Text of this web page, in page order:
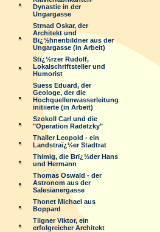
Dynastie in der
Ungargasse
Strnad Oskar, der
Architekt und
Bï¿½hnenbildner aus der
Ungargasse (in Arbeit)
Stï¿½rzer Rudolf,
Lokalschriftsteller und
Humorist
Suess Eduard, der
Geologe, der die
Hochquellenwasserleitung
initiierte (in Arbeit)
Szokoll Carl und die
"Operation Radetzky"
Thaller Leopold - ein
Landstraï¿½er Stadtrat
Thimig, die Brï¿½der Hans
und Hermann
Thomas Oswald - der
Astronom aus der
Salesianergasse
Thonet Michael aus
Boppard
Tilgner Viktor, ein
erfolgreicher Architekt